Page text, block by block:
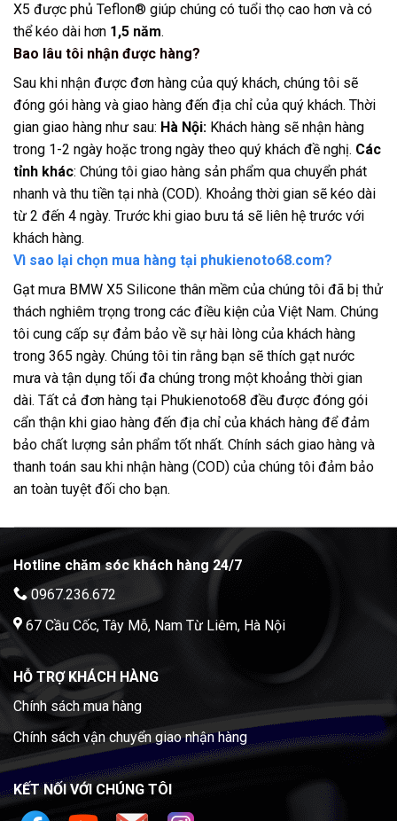
X5 được phủ Teflon® giúp chúng có tuổi thọ cao hơn và có
thể kéo dài hơn 1,5 năm.
Bao lâu tôi nhận được hàng?
Sau khi nhận được đơn hàng của quý khách, chúng tôi sẽ
đóng gói hàng và giao hàng đến địa chỉ của quý khách. Thời
gian giao hàng như sau: Hà Nội: Khách hàng sẽ nhận hàng
trong 1-2 ngày hoặc trong ngày theo quý khách đề nghị. Các
tỉnh khác: Chúng tôi giao hàng sản phẩm qua chuyển phát
nhanh và thu tiền tại nhà (COD). Khoảng thời gian sẽ kéo dài
từ 2 đến 4 ngày. Trước khi giao bưu tá sẽ liên hệ trước với
khách hàng.
Vì sao lại chọn mua hàng tại phukienoto68.com?
Gạt mưa BMW X5 Silicone thân mềm của chúng tôi đã bị thử
thách nghiêm trọng trong các điều kiện của Việt Nam. Chúng
tôi cung cấp sự đảm bảo về sự hài lòng của khách hàng
trong 365 ngày. Chúng tôi tin rằng bạn sẽ thích gạt nước
mưa và tận dụng tối đa chúng trong một khoảng thời gian
dài. Tất cả đơn hàng tại Phukienoto68 đều được đóng gói
cẩn thận khi giao hàng đến địa chỉ của khách hàng để đảm
bảo chất lượng sản phẩm tốt nhất. Chính sách giao hàng và
thanh toán sau khi nhận hàng (COD) của chúng tôi đảm bảo
an toàn tuyệt đối cho bạn.
Hotline chăm sóc khách hàng 24/7
0967.236.672
67 Cầu Cốc, Tây Mỗ, Nam Từ Liêm, Hà Nội
HỖ TRỢ KHÁCH HÀNG
Chính sách mua hàng
Chính sách vận chuyển giao nhận hàng
KẾT NỐI VỚI CHÚNG TÔI